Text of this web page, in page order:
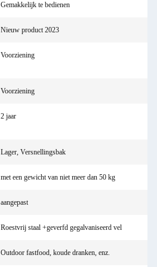
Gemakkelijk te bedienen
Nieuw product 2023
Voorziening
Voorziening
2 jaar
Lager, Versnellingsbak
met een gewicht van niet meer dan 50 kg
aangepast
Roestvrij staal +geverfd gegalvaniseerd vel
Outdoor fastfood, koude dranken, enz.